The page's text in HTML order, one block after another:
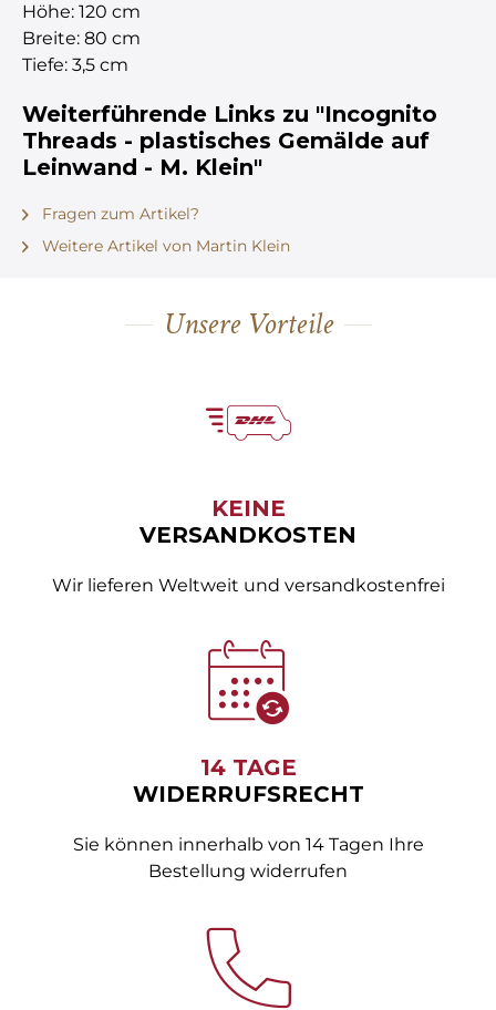
Höhe: 120 cm
Breite: 80 cm
Tiefe: 3,5 cm
Weiterführende Links zu "Incognito
Threads - plastisches Gemälde auf
Leinwand - M. Klein"
Fragen zum Artikel?
Weitere Artikel von Martin Klein
Unsere Vorteile
KEINE
VERSANDKOSTEN
Wir lieferen Weltweit und versandkostenfrei
14 TAGE
WIDERRUFSRECHT
Sie können innerhalb von 14 Tagen Ihre
Bestellung widerrufen